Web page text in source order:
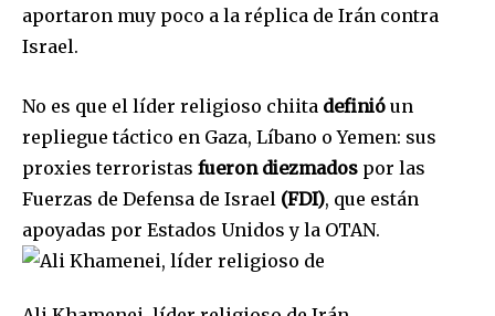
aportaron muy poco a la réplica de Irán contra
Israel.
No es que el líder religioso chiita definió un
repliegue táctico en Gaza, Líbano o Yemen: sus
proxies terroristas fueron diezmados por las
Fuerzas de Defensa de Israel (FDI), que están
apoyadas por Estados Unidos y la OTAN.